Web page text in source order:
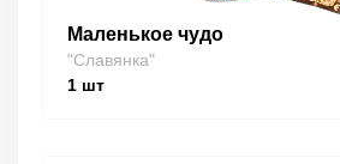
Маленькое чудо
"Славянка"
1 шт